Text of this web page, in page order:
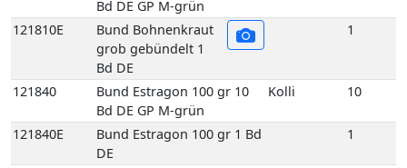
Bd DE GP M-grün
121840E
Bund Estragon 100 gr 1 Bd
DE
1
121880
Bund Gurkendill grob
gebündelt 10 Bd DE
Holzsteige
Kolli 10
121880E
Bund Gurkendill grob
gebündelt 1 Bd DE
1